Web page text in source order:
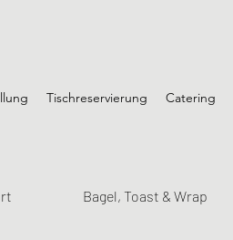
Tischreservierung Catering
Bagel, Toast & Wrap